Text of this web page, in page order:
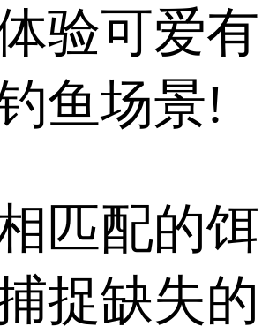
验可爱有
鱼场景!
匹配的饵
捉缺失的